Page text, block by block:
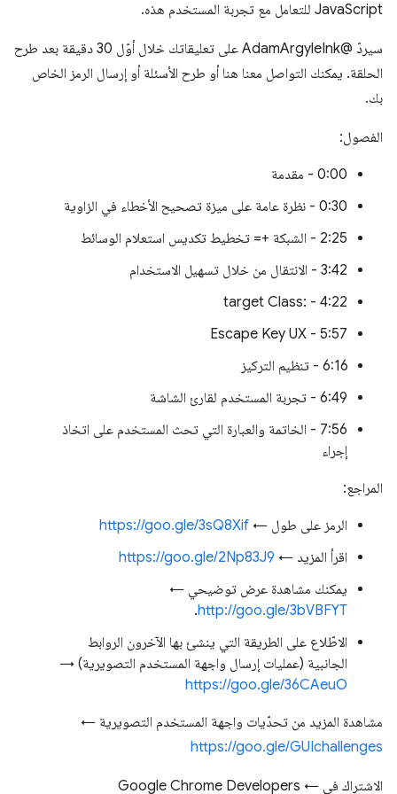
JavaScript للتعامل مع تجربة المستخدم هذه.
سيردّ @AdamArgyleInk على تعليقاتك خلال أوّل 30 دقيقة بعد طرح
الحلقة. يمكنك التواصل معنا هنا أو طرح الأسئلة أو إرسال الرمز الخاص
بك.
الفصول:
0:00 - مقدمة
0:30 - نظرة عامة على ميزة تصحيح الأخطاء في الزاوية
2:25 - الشبكة += تخطيط تكديس استعلام الوسائط
3:42 - الانتقال من خلال تسهيل الاستخدام
4:22 - :target Class
5:57 - Escape Key UX
6:16 - تنظيم التركيز
6:49 - تجربة المستخدم لقارئ الشاشة
7:56 - الخاتمة والعبارة التي تحث المستخدم على اتخاذ
إجراء
المراجع:
الرمز على طول ← https://goo.gle/3sQ8Xif
اقرأ المزيد ← https://goo.gle/2Np83J9
يمكنك مشاهدة عرض توضيحي ←
http://goo.gle/3bVBFYT
.
الاطّلاع على الطريقة التي ينشئ بها الآخرون الروابط
الجانبية (عمليات إرسال واجهة المستخدم التصويرية) →
https://goo.gle/36CAeuO
مشاهدة المزيد من تحدّيات واجهة المستخدم التصويرية ←
https://goo.gle/GUIchallenges
الاشتراك في Google Chrome Developers ←